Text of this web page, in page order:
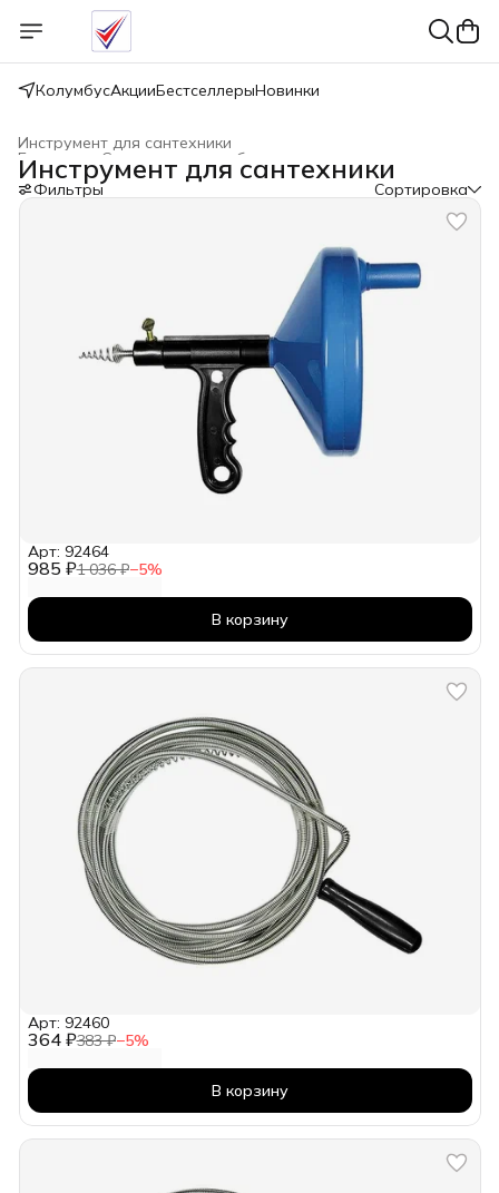
КолумбусАкцииБестселлерыНовинки
Инструмент для сантехники
Системы водоснабжения и отопления
Главная
Инструмент для сантехники
Фильтры Сортировка
985 ₽1 036 ₽−5%
Арт: 92464
В корзину
364 ₽383 ₽−5%
Арт: 92460
В корзину